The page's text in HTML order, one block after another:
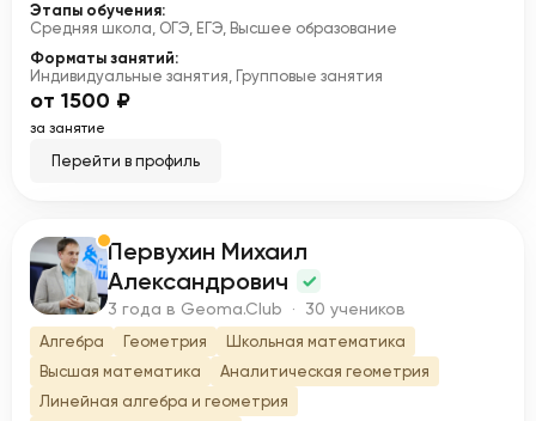
Этапы обучения:
Средняя школа, ОГЭ, ЕГЭ, Высшее образование
Форматы занятий:
Индивидуальные занятия, Групповые занятия
от 1500 ₽
за занятие
Перейти в профиль
П
Первухин Михаил
Александрович
3 года в Geoma.Club · 30 учеников
Алгебра Геометрия
Школьная математика
Высшая математика
Аналитическая геометрия
Линейная алгебра и геометрия